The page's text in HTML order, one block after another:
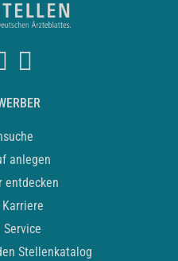
anlegen
entdecken
Stellenkatalog